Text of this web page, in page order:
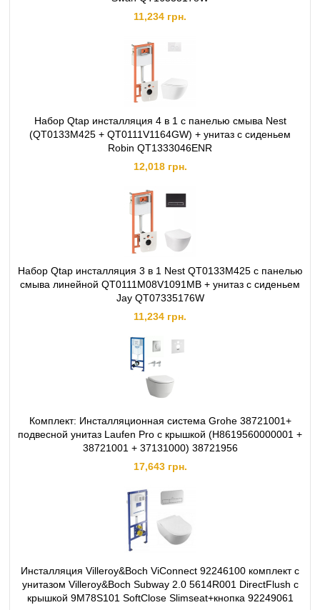
11,234 грн.
Набор Qtap инсталляция 4 в 1 с панелью смыва Nest
(QT0133M425 + QT0111V1164GW) + унитаз с сиденьем
Robin QT1333046ENR
12,018 грн.
Набор Qtap инсталляция 3 в 1 Nest QT0133M425 с панелью
смыва линейной QT0111M08V1091MB + унитаз с сиденьем
Jay QT07335176W
11,234 грн.
Комплект: Инсталляционная система Grohe 38721001+
подвесной унитаз Laufen Pro с крышкой (H8619560000001 +
38721001 + 37131000) 38721956
17,643 грн.
Инсталляция Villeroy&Boch ViConnect 92246100 комплект с
унитазом Villeroy&Boch Subway 2.0 5614R001 DirectFlush с
крышкой 9M78S101 SoftClose Slimseat+кнопка 92249061